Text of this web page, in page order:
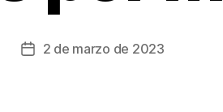
Fecha2 de marzo de 2023